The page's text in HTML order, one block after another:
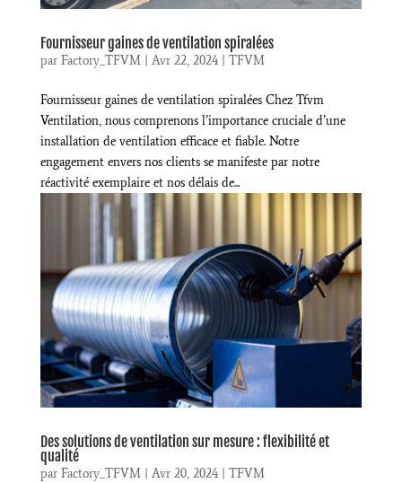
Fournisseur gaines de ventilation spiralées
par Factory_TFVM| Avr 22, 2024| TFVM
Fournisseur gaines de ventilation spiralées Chez Tfvm
Ventilation, nous comprenons l’importance cruciale d’une
installation de ventilation efficace et fiable. Notre
engagement envers nos clients se manifeste par notre
réactivité exemplaire et nos délais de...
Des solutions de ventilation sur mesure : flexibilité et
qualité
par Factory_TFVM| Avr 20, 2024| TFVM